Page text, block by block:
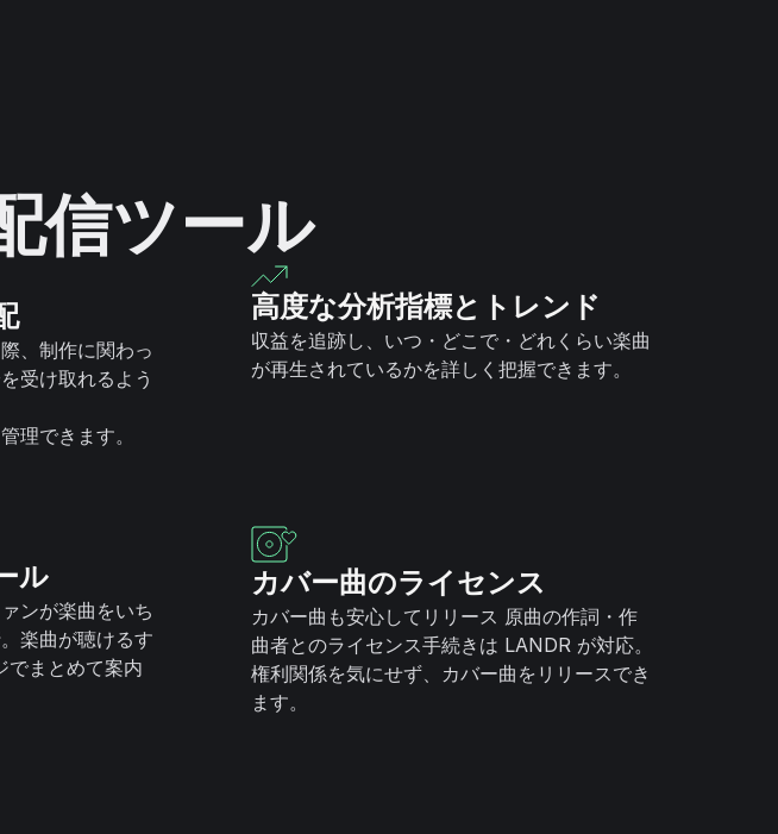
信ツール
、制作に関わっ
受け取れるよう
理できます。
高度な分析指標とトレンド
収益を追跡し、いつ・どこで・どれくらい楽曲
が再生されているかを詳しく把握できます。
ル
ンが楽曲をいち
楽曲が聴けるす
でまとめて案内
カバー曲のライセンス
カバー曲も安心してリリース 原曲の作詞・作
曲者とのライセンス手続きは LANDR が対応。
権利関係を気にせず、カバー曲をリリースでき
ます。